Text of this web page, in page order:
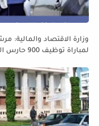
وزارة الاقتصاد والمالية:
لمباراة توظيف 900 حارس الجمارك من الدرجة الثانية